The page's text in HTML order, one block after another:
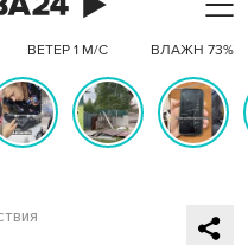
ВЕТЕР 1 М/С ВЛАЖН 73%